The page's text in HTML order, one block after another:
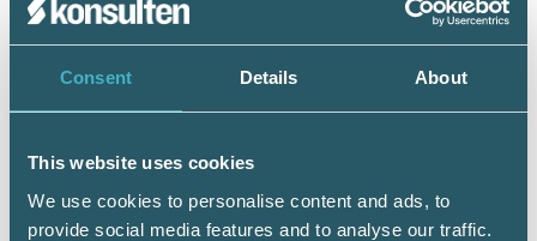
Consent Details About
This website uses cookies
We use cookies to personalise content and ads, to
provide social media features and to analyse our traffic.
av årsredovisning hör definitivt dit, avslutar
Claes Eriksson.